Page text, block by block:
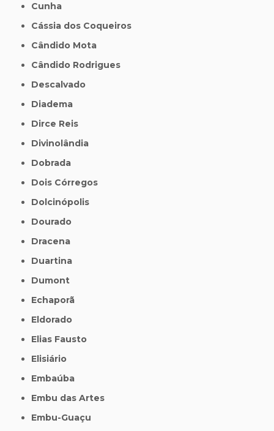
Cunha
Cássia dos Coqueiros
Cândido Mota
Cândido Rodrigues
Descalvado
Diadema
Dirce Reis
Divinolândia
Dobrada
Dois Córregos
Dolcinópolis
Dourado
Dracena
Duartina
Dumont
Echaporã
Eldorado
Elias Fausto
Elisiário
Embaúba
Embu das Artes
Embu-Guaçu